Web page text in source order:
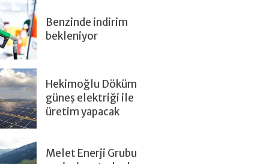
Benzinde indirim
bekleniyor
Hekimoğlu Döküm
güneş elektriği ile
üretim yapacak
Melet Enerji Grubu